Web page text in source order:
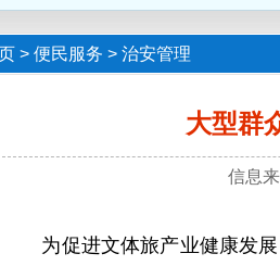
> 便民服务 > 治安管理
大型群
信息
为促进文体旅产业健康发展